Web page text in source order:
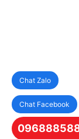
Chat Zalo
Chat Facebook